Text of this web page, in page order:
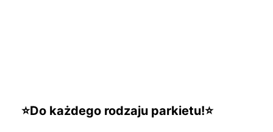
⭐Do każdego rodzaju parkietu!⭐